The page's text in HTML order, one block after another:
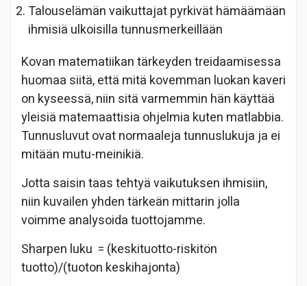
Talouselämän vaikuttajat pyrkivät hämäämään
ihmisiä ulkoisilla tunnusmerkeillään
Kovan matematiikan tärkeyden treidaamisessa
huomaa siitä, että mitä kovemman luokan kaveri
on kyseessä, niin sitä varmemmin hän käyttää
yleisiä matemaattisia ohjelmia kuten matlabbia.
Tunnusluvut ovat normaaleja tunnuslukuja ja ei
mitään mutu-meinikiä.
Jotta saisin taas tehtyä vaikutuksen ihmisiin,
niin kuvailen yhden tärkeän mittarin jolla
voimme analysoida tuottojamme.
Sharpen luku = (keskituotto-riskitön
tuotto)/(tuoton keskihajonta)